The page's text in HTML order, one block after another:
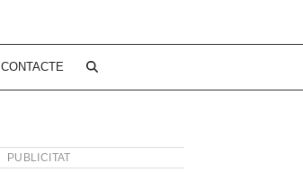
CONTACTE
PUBLICITAT